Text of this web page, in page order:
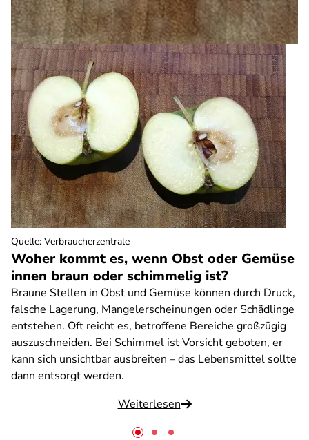
Woher kommt es, wenn Obst oder Gemüse
innen braun oder schimmelig ist?
Braune Stellen in Obst und Gemüse können durch Druck,
falsche Lagerung, Mangelerscheinungen oder Schädlinge
entstehen. Oft reicht es, betroffene Bereiche großzügig
auszuschneiden. Bei Schimmel ist Vorsicht geboten, er
kann sich unsichtbar ausbreiten – das Lebensmittel sollte
dann entsorgt werden.
Weiterlesen
Quelle: Verbraucherzentrale